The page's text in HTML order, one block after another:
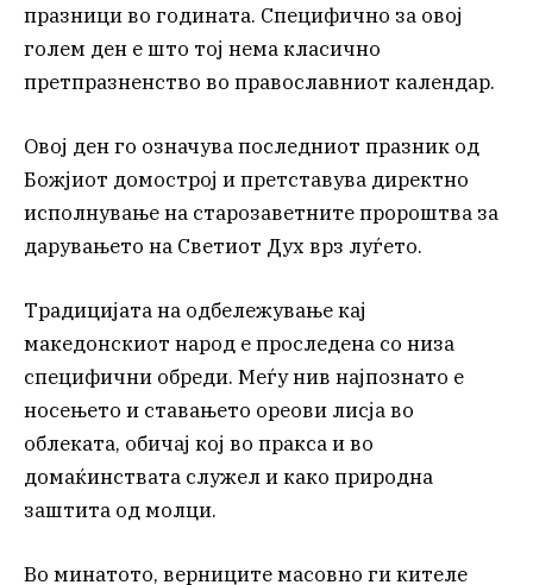
празници во годината. Специфично за овој
голем ден е што тој нема класично
претпразненство во православниот календар.
Овој ден го означува последниот празник од
Божјиот домострој и претставува директно
исполнување на старозаветните пророштва за
дарувањето на Светиот Дух врз луѓето.
Традицијата на одбележување кај
македонскиот народ е проследена со низа
специфични обреди. Меѓу нив најпознато е
носењето и ставањето ореови лисја во
облеката, обичај кој во пракса и во
домаќинствата служел и како природна
заштита од молци.
Во минатото, верниците масовно ги кителе